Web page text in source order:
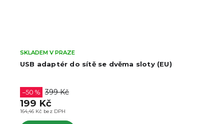
USB adaptér do sítě se dvěma sloty (EU)
SKLADEM V PRAZE
164,46 Kč bez DPH
–50 % 399 Kč
199 Kč